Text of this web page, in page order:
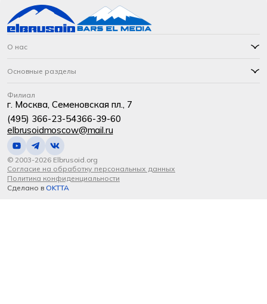
О нас
Основные разделы
Филиал
г. Москва, Семеновская пл., 7
(495) 366-23-54366-39-60
elbrusoidmoscow@mail.ru
© 2003-2026 Elbrusoid.org
Согласие на обработку персональных данных
Политика конфиденциальности
Сделано в OKTTA